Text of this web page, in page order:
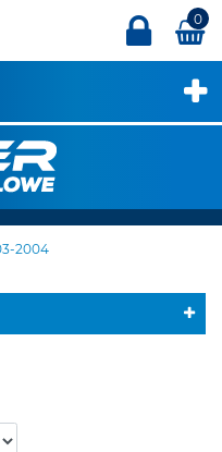
0
2004